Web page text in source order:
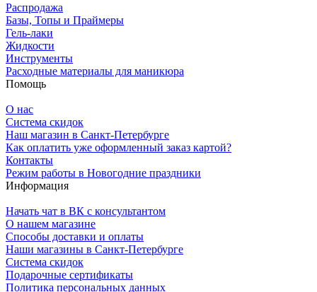
Распродажа
Базы, Топы и Праймеры
Гель-лаки
Жидкости
Инструменты
Расходные материалы для маникюра
Помощь
О нас
Система скидок
Наш магазин в Санкт-Петербурге
Как оплатить уже оформленный заказ картой?
Контакты
Режим работы в Новогодние праздники
Информация
Начать чат в ВК с консультантом
О нашем магазине
Способы доставки и оплаты
Наши магазины в Санкт-Петербурге
Система скидок
Подарочные сертификаты
Политика персональных данных